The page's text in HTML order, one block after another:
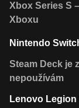
Xbox Series S
Xboxu
Nintendo
Steam Deck je
nepoužívám
Lenovo Legion